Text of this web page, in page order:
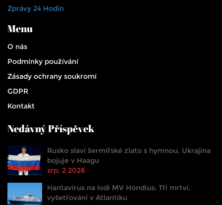
Zprávy 24 Hodin
Menu
O nás
Podmínky používání
Zásady ochrany soukromí
GDPR
Kontakt
Nedávný Příspěvek
Rusko slaví šermířské zlato s hymnou. Ukrajina
bojuje v Haagu
srp, 2 2026
Hantavirus na lodi MV Hondius: Tři mrtví,
vyšetřování v Atlantiku